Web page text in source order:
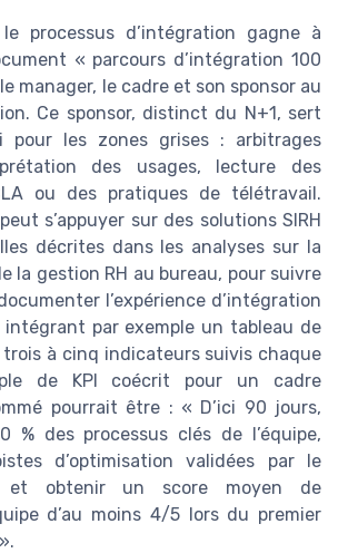
processus d’intégration gagne à
« parcours d’intégration 100
manager, le cadre et son sponsor au
Ce sponsor, distinct du N+1, sert
pour les zones grises : arbitrages
des usages, lecture des
ou des pratiques de télétravail.
s’appuyer sur des solutions SIRH
décrites dans les analyses sur la
la gestion RH au bureau, pour suivre
l’expérience d’intégration
intégrant par exemple un tableau de
trois à cinq indicateurs suivis chaque
de KPI coécrit pour un cadre
pourrait être : « D’ici 90 jours,
% des processus clés de l’équipe,
d’optimisation validées par le
et obtenir un score moyen de
d’au moins 4/5 lors du premier